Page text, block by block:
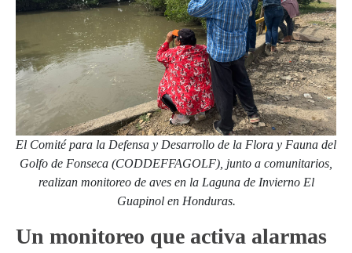
El Comité para la Defensa y Desarrollo de la Flora y Fauna del
Golfo de Fonseca (CODDEFFAGOLF), junto a comunitarios,
realizan monitoreo de aves en la Laguna de Invierno El
Guapinol en Honduras.
Un monitoreo que activa alarmas